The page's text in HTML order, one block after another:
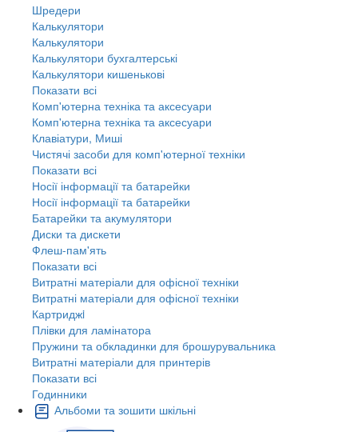
Шредери
Калькулятори
Калькулятори
Калькулятори бухгалтерські
Калькулятори кишенькові
Показати всі
Комп'ютерна техніка та аксесуари
Комп'ютерна техніка та аксесуари
Клавіатури, Миші
Чистячі засоби для комп'ютерної техніки
Показати всі
Носії інформації та батарейки
Носії інформації та батарейки
Батарейки та акумулятори
Диски та дискети
Флеш-пам'ять
Показати всі
Витратні матеріали для офісної техніки
Витратні матеріали для офісної техніки
Картриджi
Плівки для ламінатора
Пружини та обкладинки для брошурувальника
Витратні матеріали для принтерів
Показати всі
Годинники
Альбоми та зошити шкільні